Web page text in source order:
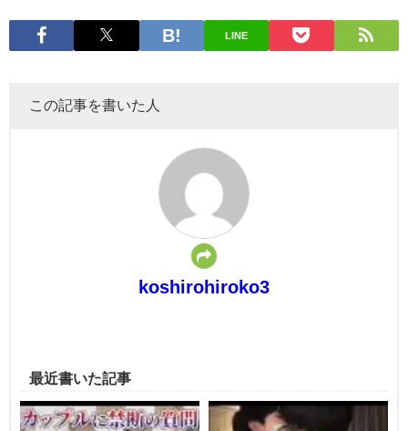
LINE
この記事を書いた人
koshirohiroko3
最近書いた記事